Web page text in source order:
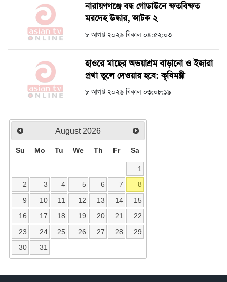
নারায়ণগঞ্জে বন্ধ গোডাউনে ক্ষতবিক্ষত
মরদেহ উদ্ধার, আটক ২
৮ আগস্ট ২০২৬ বিকাল ০৪:৫২:০৩
হাওরে মাছের অভয়াশ্রম বাড়ানো ও ইজারা
প্রথা তুলে দেওয়ার হবে: কৃষিমন্ত্রী
৮ আগস্ট ২০২৬ বিকাল ০৩:০৮:১৯
August 2026
Su Mo Tu We Th Fr Sa
1
2
3 4 5 6 7
8
9
10 11 12 13 14
15
16
17 18 19 20 21
22
23
24 25 26 27 28
29
30
31